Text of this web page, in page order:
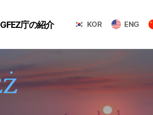
KOR ENG
GFEZ庁の紹介